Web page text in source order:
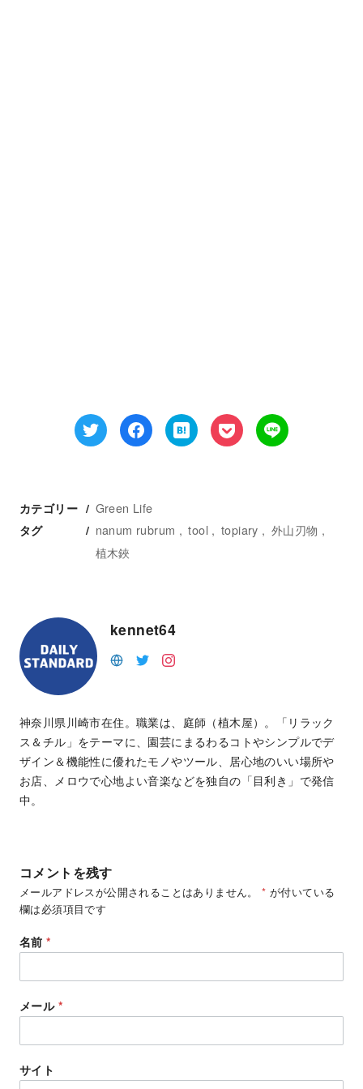
カテゴリー Green Life
タグ nanum rubrum tool topiary
外山刃物
植木鋏
kennet64
神奈川県川崎市在住。職業は、庭師（植木屋）。「リラック
ス＆チル」をテーマに、園芸にまるわるコトやシンプルでデ
ザイン＆機能性に優れたモノやツール、居心地のいい場所や
お店、メロウで心地よい音楽などを独自の「目利き」で発信
中。
コメントを残す
メールアドレスが公開されることはありません。 * が付いている
欄は必須項目です
名前*
メール *
サイト